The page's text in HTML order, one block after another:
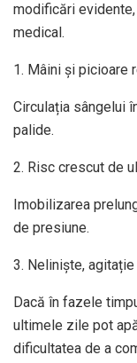
modificări
medical.
1. Mâini și picioare
Circulația sângelui
palide.
2. Risc crescut de
Imobilizarea
de presiune.
3. Neliniște,
Dacă în fazele
ultimele zile pot
dificultatea de a